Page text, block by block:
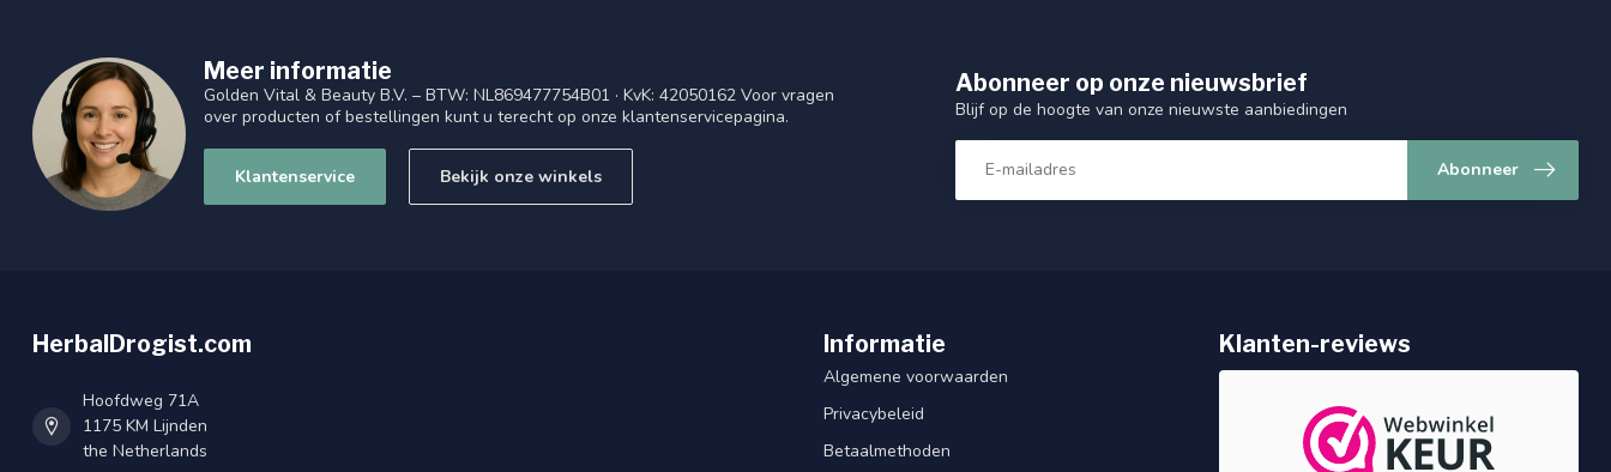
Meer informatie
Golden Vital & Beauty B.V. – BTW: NL869477754B01 · KvK: 42050162 Voor vragen
over producten of bestellingen kunt u terecht op onze klantenservicepagina.
Klantenservice Bekijk onze winkels
Abonneer op onze nieuwsbrief
Blijf op de hoogte van onze nieuwste aanbiedingen
Abonneer
HerbalDrogist.com
Hoofdweg 71A
1175 KM Lijnden
the Netherlands
Informatie
Algemene voorwaarden
Privacybeleid
Betaalmethoden
Klanten-reviews